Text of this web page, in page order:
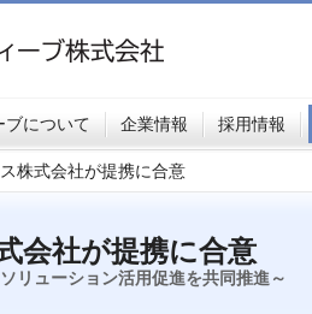
ブについて 企業情報 採用情報
株式会社が提携に合意
会社が提携に合意
リューション活用促進を共同推進～